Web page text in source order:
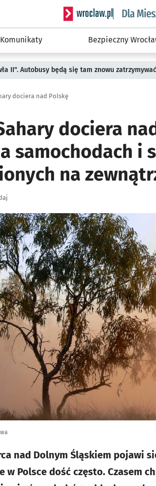
Serwis informacyjny
Komunikaty Bezpieczny
II". Autobusy będą się tam znowu zatrzymywać
dociera nad Polskę
dociera
samochodach i
na
nad Dolnym Śląskiem pojawi
w Polsce dość często. Czasem